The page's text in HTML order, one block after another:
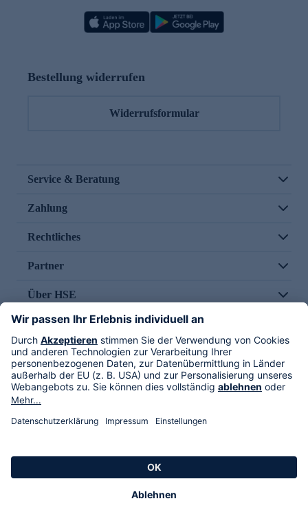
Bestellung widerrufen
Widerrufsformular
Service & Beratung
Zahlung
Rechtliches
Partner
Über HSE
Im TV
HSE International